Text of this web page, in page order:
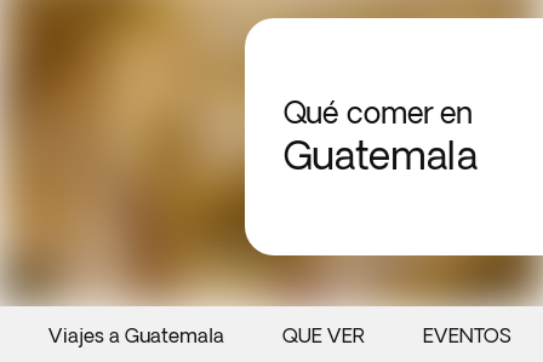
Qué comer en
Guatemala
Viajes a Guatemala QUE VER EVENTOS